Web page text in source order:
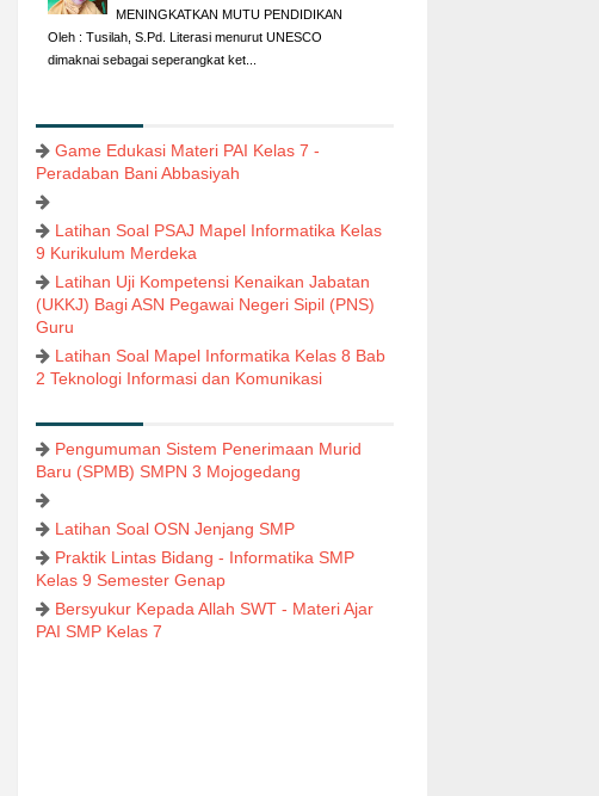
MENINGKATKAN MUTU PENDIDIKAN
Oleh : Tusilah, S.Pd. Literasi menurut UNESCO
dimaknai sebagai seperangkat ket...
Game Edukasi Materi PAI Kelas 7 -
Peradaban Bani Abbasiyah
Latihan Soal PSAJ Mapel Informatika Kelas
9 Kurikulum Merdeka
Latihan Uji Kompetensi Kenaikan Jabatan
(UKKJ) Bagi ASN Pegawai Negeri Sipil (PNS)
Guru
Latihan Soal Mapel Informatika Kelas 8 Bab
2 Teknologi Informasi dan Komunikasi
Pengumuman Sistem Penerimaan Murid
Baru (SPMB) SMPN 3 Mojogedang
Latihan Soal OSN Jenjang SMP
Praktik Lintas Bidang - Informatika SMP
Kelas 9 Semester Genap
Bersyukur Kepada Allah SWT - Materi Ajar
PAI SMP Kelas 7